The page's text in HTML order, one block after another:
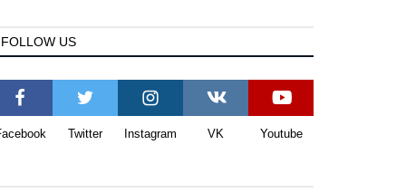
FOLLOW US
Twitter Instagram VK Youtube